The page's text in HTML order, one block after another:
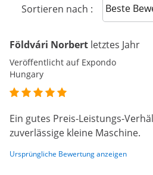
Sortieren nach : Sort
Földvári Norbert letztes Jahr
Veröffentlicht auf Expondo
Hungary
Ein gutes Preis-Leistungs-
zuverlässige kleine Maschine.
Ursprüngliche Bewertung anzeigen